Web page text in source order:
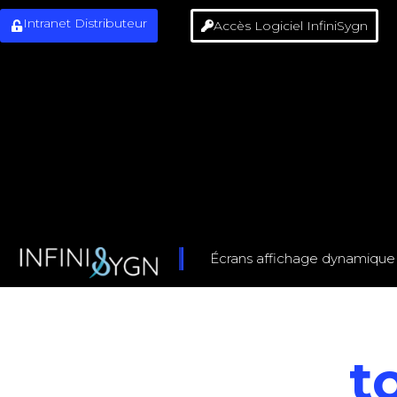
Aller
Intranet Distributeur Accès Logiciel InfiniSygn
Écrans affichage dynamique